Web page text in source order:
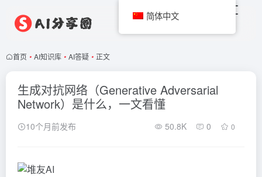
首页 • AI知识库 • AI答疑 • 正文
生成对抗网络（Generative Adversarial
Network）是什么，一文看懂
10个月前发布 50.8K 0 0
简体中文